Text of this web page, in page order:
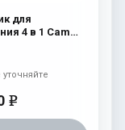
для
4 в 1 Cam
e